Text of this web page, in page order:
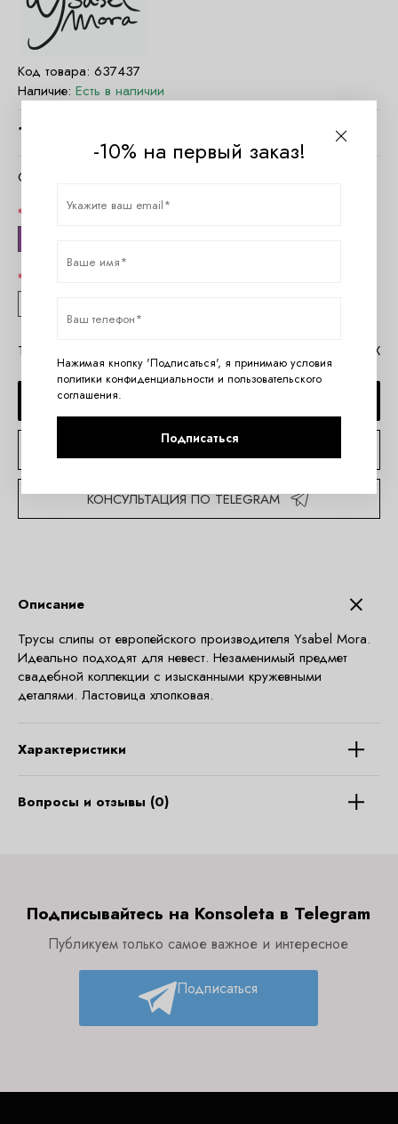
Код товара: 637437
Наличие: Есть в наличии
1620
Очистить параметры
Таблица размеров Ysabel Mora Помощь в MAX
КУПИТЬ В 1 КЛИК
КОНСУЛЬТАЦИЯ ПО TELEGRAM
Описание
Трусы слипы от европейского производителя Ysabel Mora.
Идеально подходят для невест. Незаменимый предмет
свадебной коллекции с изысканными кружевными
деталями. Ластовица хлопковая.
Характеристики
Вопросы и отзывы (0)
Подписывайтесь на Konsoleta в Telegram
Публикуем только самое важное и интересное
Подписаться
-10% на первый заказ!
Нажимая кнопку 'Подписаться', я принимаю условия
политики конфиденциальности и пользовательского
соглашения.
Подписаться